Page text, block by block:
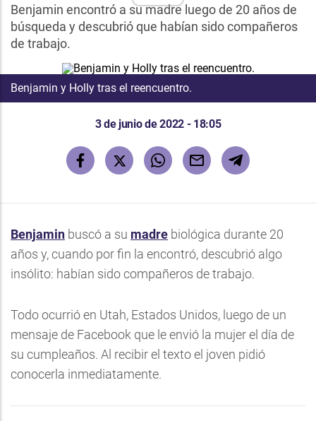
Benjamin encontró a su madre luego de 20 años de
búsqueda y descubrió que habían sido compañeros
de trabajo.
Benjamin y Holly tras el reencuentro.
3 de junio de 2022 - 18:05
Benjamin buscó a su madre biológica durante 20
años y, cuando por fin la encontró, descubrió algo
insólito: habían sido compañeros de trabajo.
Todo ocurrió en Utah, Estados Unidos, luego de un
mensaje de Facebook que le envió la mujer el día de
su cumpleaños. Al recibir el texto el joven pidió
conocerla inmediatamente.